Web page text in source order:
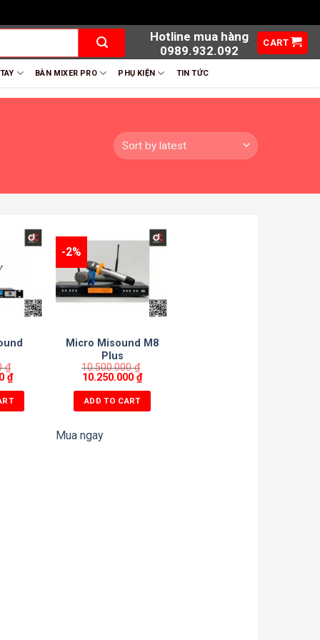
Hotline mua hàng
0989.932.092
CART
BÀN MIXER PRO PHỤ KIỆN TIN TỨC
₫
₫
-2%
Micro Misound M8
Plus
10.500.000₫
10.250.000₫
ADD TO CART
Mua ngay